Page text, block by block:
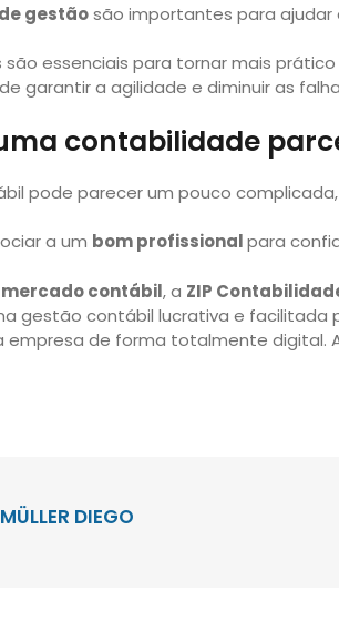
gestãosão importantes para
são essenciais para tornar mais
garantir a agilidade e diminuir as
contabilidade
pode parecer um pouco
a um bom profissionalpara
mercado contábil, a ZIP
gestão contábil lucrativa e facilitada
empresa de forma totalmente digital.
MÜLLER DIEGO